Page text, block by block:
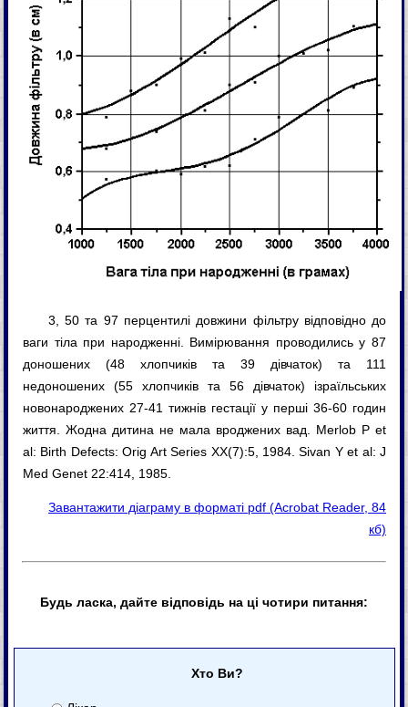
3, 50 та 97 перцентилі довжини фільтру відповідно до
ваги тіла при народженні. Вимірювання проводились у 87
доношених (48 хлопчиків та 39 дівчаток) та 111
недоношених (55 хлопчиків та 56 дівчаток) ізраїльських
новонароджених 27-41 тижнів гестації у перші 36-60 годин
життя. Жодна дитина не мала вроджених вад. Merlob P et
al: Birth Defects: Orig Art Series XX(7):5, 1984. Sivan Y et al: J
Med Genet 22:414, 1985.
Завантажити діаграму в форматі pdf (Acrobat Reader, 84
кб)
Будь ласка, дайте відповідь на ці чотири питання:
Хто Ви?